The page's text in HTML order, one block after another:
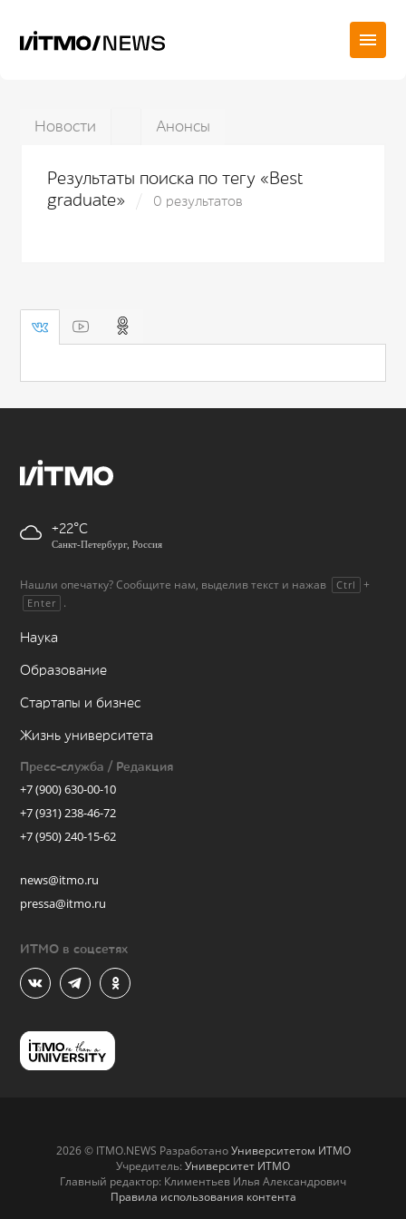
Новости Анонсы
Результаты поиска по тегу «Best
graduate»
0 результатов
+22
Санкт-Петербург, Россия
Нашли опечатку? Сообщите нам, выделив текст и нажав Ctrl +
Enter .
Наука
Образование
Стартапы и бизнес
Жизнь университета
Пресс-служба / Редакция
+7 (900) 630-00-10
+7 (931) 238-46-72
+7 (950) 240-15-62
news@itmo.ru
pressa@itmo.ru
ИТМО в соцсетях
2026 © ITMO.NEWS РазработаноУниверситетом ИТМО
Учредитель: Университет ИТМО
Главный редактор: Климентьев Илья Александрович
Правила использования контента